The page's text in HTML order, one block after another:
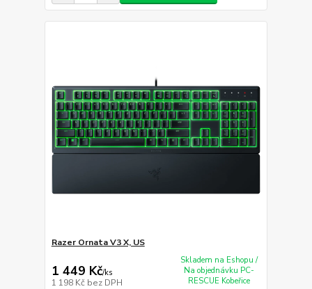
Razer Ornata V3 X, US
1 449 Kč/ks
1 198 Kč bez DPH
Skladem na Eshopu /
Na objednávku PC-
RESCUE Kobeřice